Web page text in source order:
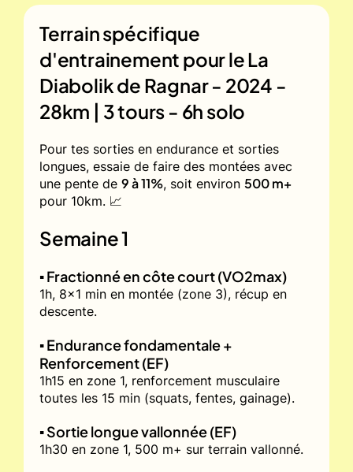
Terrain spécifique
d'entrainement pour leLa
Diabolik de Ragnar - 2024 -
28km | 3 tours - 6h solo
Pour tes sorties en endurance et sorties
longues, essaie de faire des montées avec
une pente de 9 à 11%, soit environ 500 m+
pour 10km. 📈
Semaine 1
▪️ Fractionné en côte court (VO2max)
1h, 8x1 min en montée (zone 3), récup en
descente.
▪️ Endurance fondamentale +
Renforcement (EF)
1h15 en zone 1, renforcement musculaire
toutes les 15 min (squats, fentes, gainage).
▪️ Sortie longue vallonnée (EF)
1h30 en zone 1, 500 m+ sur terrain vallonné.